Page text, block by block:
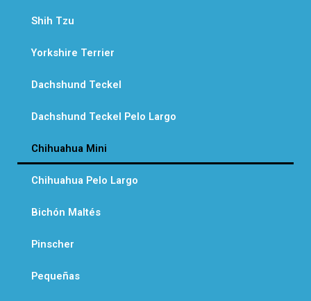
Shih Tzu
Yorkshire Terrier
Dachshund Teckel
Dachshund Teckel Pelo Largo
Chihuahua Mini
Chihuahua Pelo Largo
Bichón Maltés
Pinscher
Pequeñas